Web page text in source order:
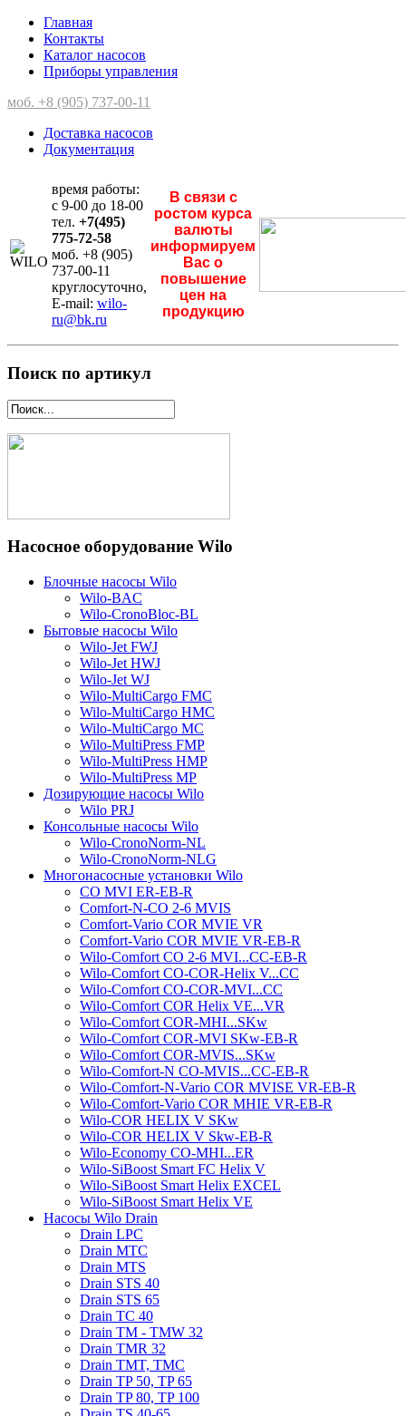
Главная
Контакты
Каталог насосов
Приборы управления
моб. +8 (905) 737-00-11
Доставка насосов
Документация
время работы:
с 9-00 до 18-00
тел. +7(495)
775-72-58
моб. +8 (905)
737-00-11
круглосуточно,
E-mail: wilo-
ru@bk.ru
В связи с
ростом курса
валюты
информируем
Вас о
повышение
цен на
продукцию
Поиск по артикул
Насосное оборудование Wilo
Блочные насосы Wilo
Wilo-BAC
Wilo-CronoBloc-BL
Бытовые насосы Wilo
Wilo-Jet FWJ
Wilo-Jet HWJ
Wilo-Jet WJ
Wilo-MultiCargo FMC
Wilo-MultiCargo HMC
Wilo-MultiCargo MC
Wilo-MultiPress FMP
Wilo-MultiPress HMP
Wilo-MultiPress MP
Дозирующие насосы Wilo
Wilo PRJ
Консольные насосы Wilo
Wilo-CronoNorm-NL
Wilo-CronoNorm-NLG
Многонасосные установки Wilo
CO MVI ER-EB-R
Comfort-N-CO 2-6 MVIS
Comfort-Vario COR MVIE VR
Comfort-Vario COR MVIE VR-EB-R
Wilo-Comfort CO 2-6 MVI...CC-EB-R
Wilo-Comfort CO-COR-Helix V...CC
Wilo-Comfort CO-COR-MVI...CC
Wilo-Comfort COR Helix VE...VR
Wilo-Comfort COR-MHI...SKw
Wilo-Comfort COR-MVI SKw-EB-R
Wilo-Comfort COR-MVIS...SKw
Wilo-Comfort-N CO-MVIS...CC-EB-R
Wilo-Comfort-N-Vario COR MVISE VR-EB-R
Wilo-Comfort-Vario COR MHIE VR-EB-R
Wilo-COR HELIX V SKw
Wilo-COR HELIX V Skw-EB-R
Wilo-Economy CO-MHI...ER
Wilo-SiBoost Smart FC Helix V
Wilo-SiBoost Smart Helix EXCEL
Wilo-SiBoost Smart Helix VE
Насосы Wilo Drain
Drain LPC
Drain MTC
Drain MTS
Drain STS 40
Drain STS 65
Drain TC 40
Drain TM - TMW 32
Drain TMR 32
Drain TMT, TMC
Drain TP 50, TP 65
Drain TP 80, TP 100